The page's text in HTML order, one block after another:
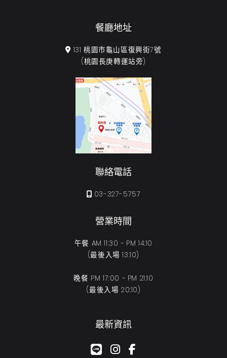
餐廳地址
131 桃園市龜山區復興街7號
(桃園長庚轉運站旁)
聯絡電話
03-327-5757
營業時間
午餐 AM 11:30 ~ PM 14:10
(最後入場 13:10)
晚餐 PM 17:00 ~ PM 21:10
(最後入場 20:10)
最新資訊
google-plus-g
instagram